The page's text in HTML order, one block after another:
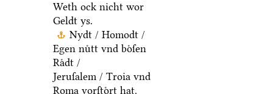
Weth ock nicht wor
Geldt ys.
Nydt / Homodt /
Egen nuͤtt vnd boͤſen
Raͤdt /
Jeruſalem / Troia vnd
Roma vorſtoͤrt hat.